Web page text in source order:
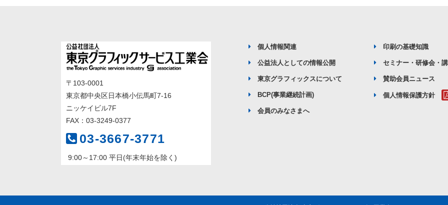
〒103-0001
東京都中央区日本橋小伝馬町7-16
ニッケイビル7F
FAX：03-3249-0377
03-3667-3771
9:00～17:00 平日(年末年始を除く)
個人情報関連
公益法人としての情報公開
東京グラフィックスについて
BCP(事業継続計画)
会員のみなさまへ
印刷の基礎知識
セミナー・研修会・
賛助会員ニュース
個人情報保護方針